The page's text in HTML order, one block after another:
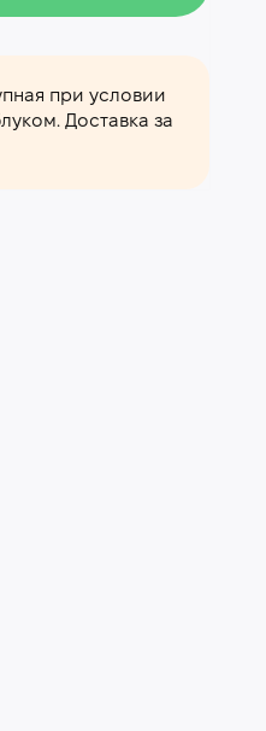
при условии
Доставка за